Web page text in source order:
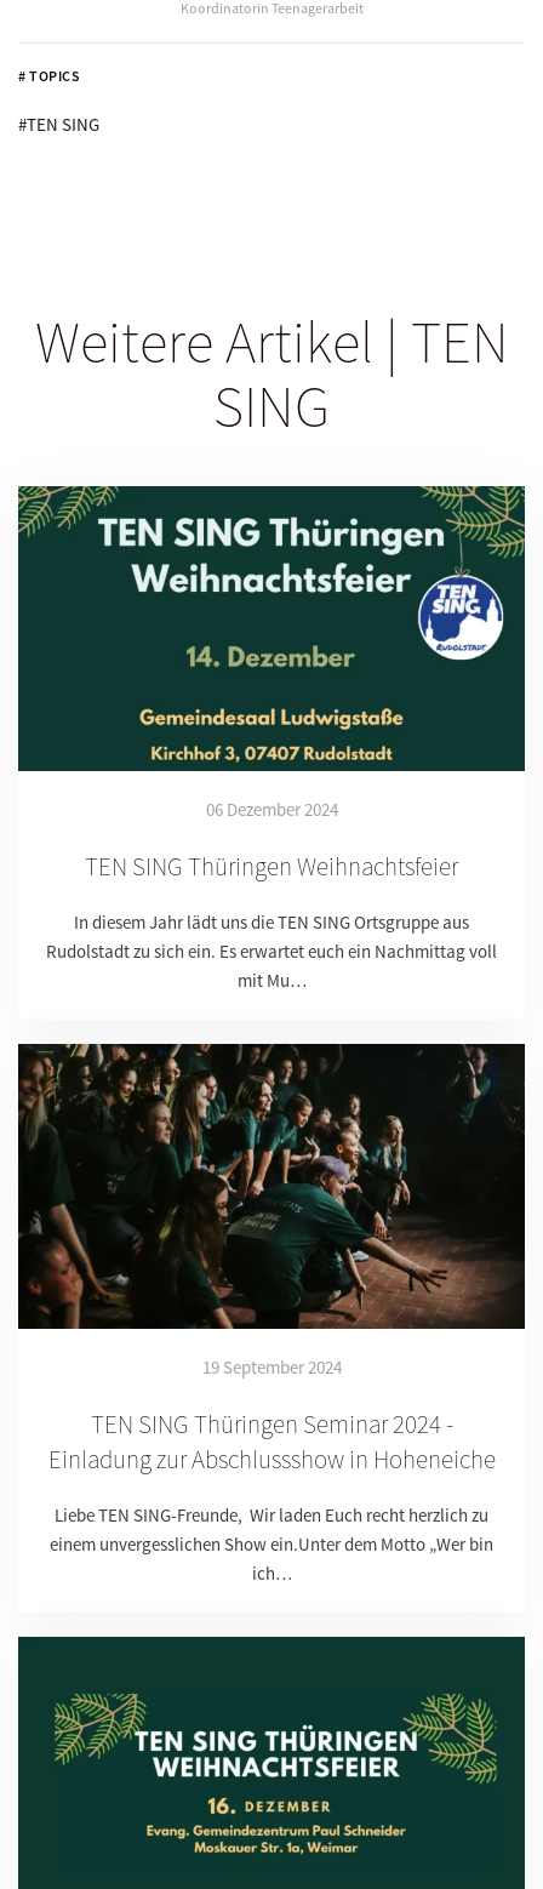
# TOPICS
#TEN SING
Koordinatorin Teenagerarbeit
Weitere Artikel | TEN
SING
06 Dezember 2024
TEN SING Thüringen Weihnachtsfeier
In diesem Jahr lädt uns die TEN SING Ortsgruppe aus
Rudolstadt zu sich ein. Es erwartet euch ein Nachmittag voll
mit Mu…
19 September 2024
TEN SING Thüringen Seminar 2024 -
Einladung zur Abschlussshow in Hoheneiche
Liebe TEN SING-Freunde, Wir laden Euch recht herzlich zu
einem unvergesslichen Show ein.Unter dem Motto „Wer bin
ich…